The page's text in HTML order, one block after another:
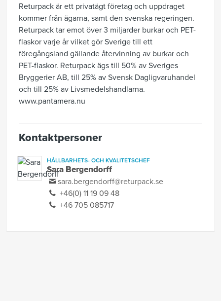
Returpack är ett privatägt företag och uppdraget
kommer från ägarna, samt den svenska regeringen.
Returpack tar emot över 3 miljarder burkar och PET-
flaskor varje år vilket gör Sverige till ett
föregångsland gällande återvinning av burkar och
PET-flaskor. Returpack ägs till 50% av Sveriges
Bryggerier AB, till 25% av Svensk Dagligvaruhandel
och till 25% av Livsmedelshandlarna.
www.pantamera.nu
Kontaktpersoner
HÅLLBARHETS- OCH KVALITETSCHEF
Sara Bergendorff
sara.bergendorff@returpack.se
+46(0) 11 19 09 48
+46 705 085717